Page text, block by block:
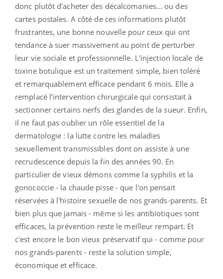
donc plutôt d'acheter des décalcomanies… ou des
cartes postales. A côté de ces informations plutôt
frustrantes, une bonne nouvelle pour ceux qui ont
tendance à suer massivement au point de perturber
leur vie sociale et professionnelle. L'injection locale de
toxine botulique est un traitement simple, bien toléré
et remarquablement efficace pendant 6 mois. Elle a
remplacé l’intervention chirurgicale qui consistait à
sectionner certains nerfs des glandes de la sueur. Enfin,
il ne faut pas oublier un rôle essentiel de la
dermatologie : la lutte contre les maladies
sexuellement transmissibles dont on assiste à une
recrudescence depuis la fin des années 90. En
particulier de vieux démons comme la syphilis et la
gonococcie - la chaude pisse - que l'on pensait
réservées à l'histoire sexuelle de nos grands-parents. Et
bien plus que jamais - même si les antibiotiques sont
efficaces, la prévention reste le meilleur rempart. Et
c'est encore le bon vieux préservatif qui - comme pour
nos grands-parents - reste la solution simple,
économique et efficace.